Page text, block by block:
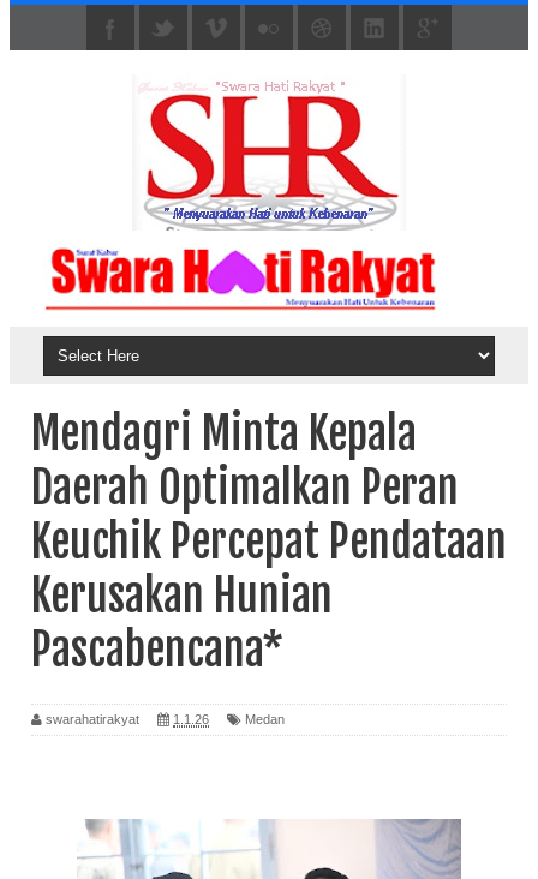
Mendagri Minta Kepala
Daerah Optimalkan Peran
Keuchik Percepat Pendataan
Kerusakan Hunian
Pascabencana*
swarahatirakyat 1.1.26 Medan